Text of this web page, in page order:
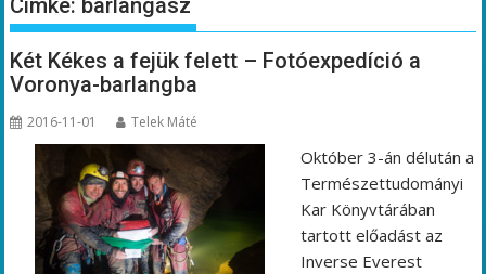
Címke: barlangász
Két Kékes a fejük felett – Fotóexpedíció a
Voronya-barlangba
2016-11-01 Telek Máté
Október 3-án délután a
Természettudományi
Kar Könyvtárában
tartott előadást az
Inverse Everest